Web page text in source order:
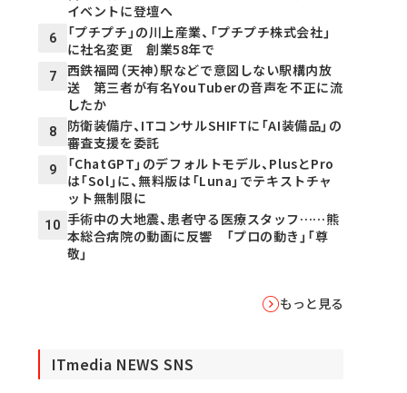
イベントに登壇へ
6
「プチプチ」の川上産業、「プチプチ株式会社」
に社名変更 創業58年で
7
西鉄福岡（天神）駅などで意図しない駅構内放
送 第三者が有名YouTuberの音声を不正に流
したか
8
防衛装備庁、ITコンサルSHIFTに「AI装備品」の
審査支援を委託
9
「ChatGPT」のデフォルトモデル、PlusとPro
は「Sol」に、無料版は「Luna」でテキストチャ
ット無制限に
10 手術中の大地震、患者守る医療スタッフ……熊
本総合病院の動画に反響 「プロの動き」「尊
敬」
もっと見る
ITmedia NEWS SNS